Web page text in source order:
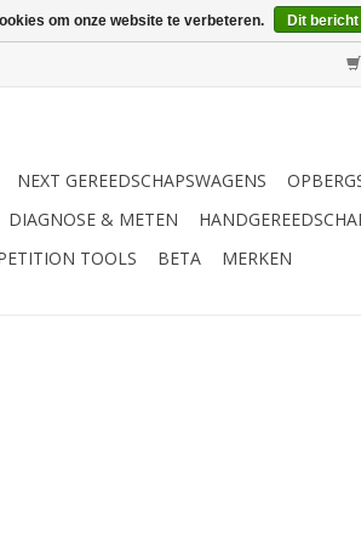
NEXT GEREEDSCHAPSWAGENS
DIAGNOSE & METEN
TOOLS BETA MERKEN
om onze website te verbeteren. Dit